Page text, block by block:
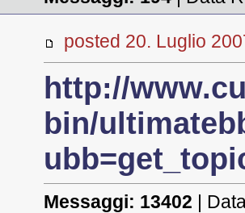
posted 20. Luglio
http://
bin/
Messaggi: 13402 |